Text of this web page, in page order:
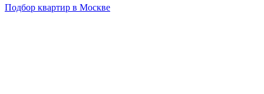
Подбор квартир в Москве